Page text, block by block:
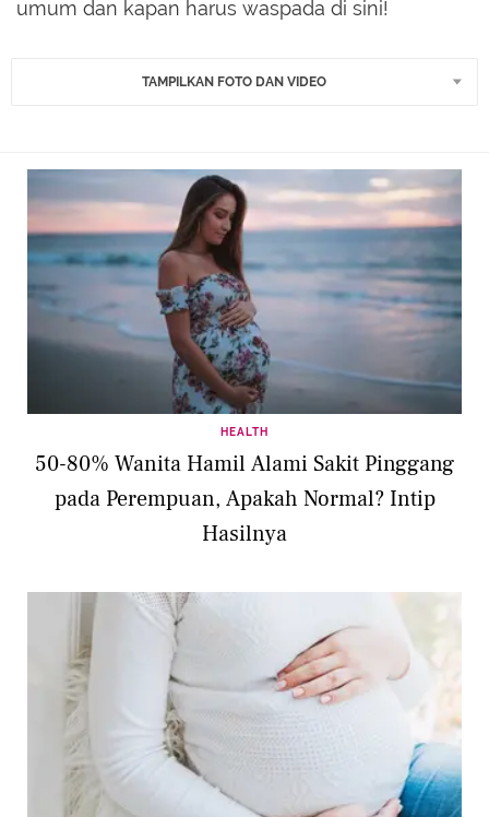
umum dan kapan harus waspada di sini!
TAMPILKAN FOTO DAN VIDEO
HEALTH
50-80% Wanita Hamil Alami Sakit Pinggang
pada Perempuan, Apakah Normal? Intip
Hasilnya